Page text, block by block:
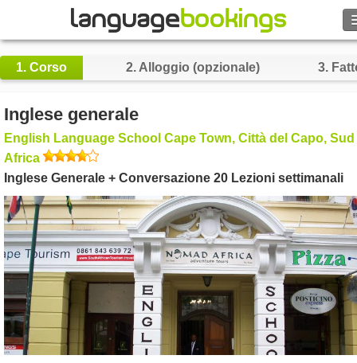
SFOGLIARE
Entra
Aiuto
Valuta €
Lingua
1. Corso 2.Alloggio (opzionale) 3.
Inglese generale
English Language School Cape Town, Città del Capo, Sud
Africa
Inglese Generale + Conversazione 20 Lezioni settimanali